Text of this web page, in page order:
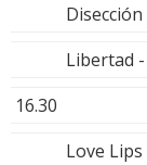
Disección
Libertad -
16.30
Love Lips